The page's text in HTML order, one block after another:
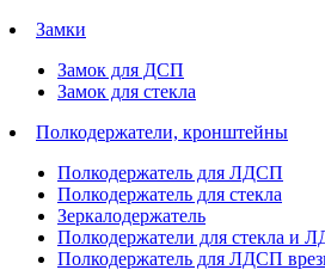
Замки
Замок для ДСП
Замок для стекла
Полкодержатели, кронштейны
Полкодержатель для ЛДСП
Полкодержатель для стекла
Зеркалодержатель
Полкодержатели для стекла и
Полкодержатель для ЛДСП